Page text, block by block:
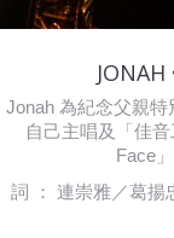
Jonah 為紀念父親
自己主唱及「佳
Face
詞 ： 連崇雅／葛揚